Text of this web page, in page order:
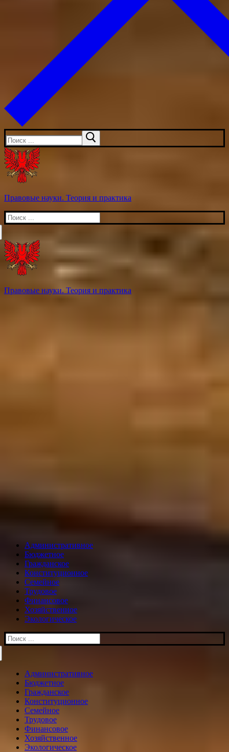
Искать:
Правовые науки. Теория и практика
Искать:
Правовые науки. Теория и практика
Административное
Бюджетное
Гражданское
Конституционное
Семейное
Трудовое
Финансовое
Хозяйственное
Экологическое
Искать:
Административное
Бюджетное
Гражданское
Конституционное
Семейное
Трудовое
Финансовое
Хозяйственное
Экологическое